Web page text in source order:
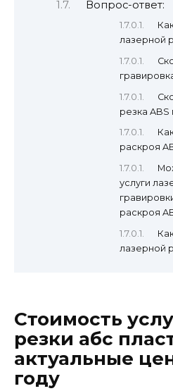
Вопрос-ответ:
лазерной
резка ABS
раскроя
услуги
раскроя
лазерной
Стоимость
резки абс
актуальные
году